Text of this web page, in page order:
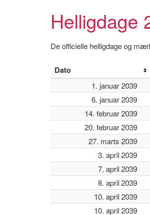
Helligdage
De officielle helligdage og
Dato
1. januar 2039
6. januar 2039
14. februar 2039
20. februar 2039
27. marts 2039
3. april 2039
7. april 2039
8. april 2039
10. april 2039
10. april 2039